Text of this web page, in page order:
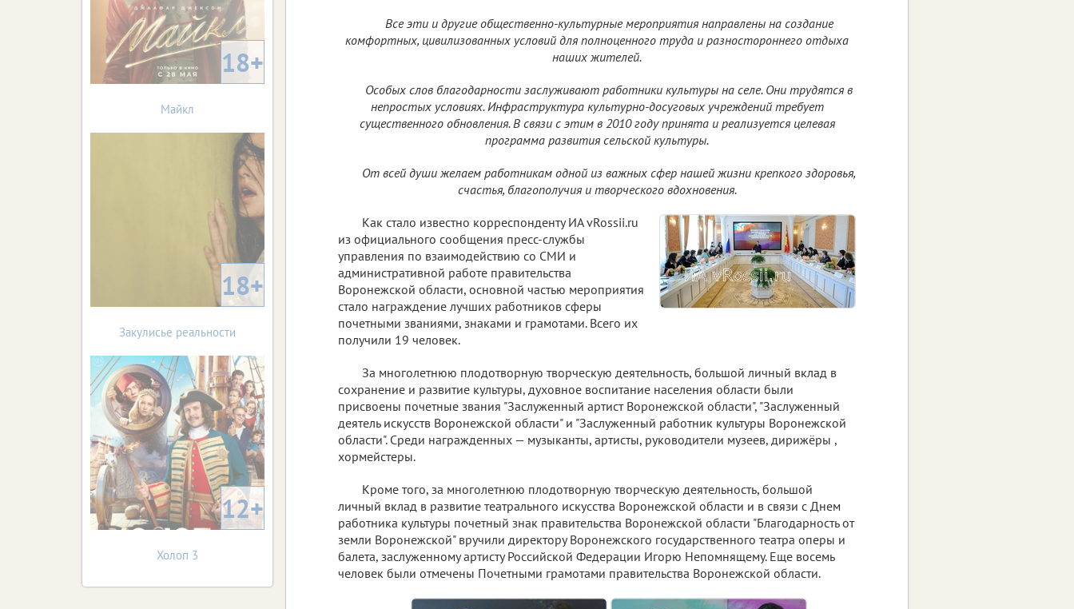
Все эти и другие общественно-культурные мероприятия направлены на создание
комфортных, цивилизованных условий для полноценного труда и разностороннего отдыха
наших жителей.
Особых слов благодарности заслуживают работники культуры на селе. Они трудятся в
непростых условиях. Инфраструктура культурно-досуговых учреждений требует
существенного обновления. В связи с этим в 2010 году принята и реализуется целевая
программа развития сельской культуры.
От всей души желаем работникам одной из важных сфер нашей жизни крепкого здоровья,
счастья, благополучия и творческого вдохновения.
Как стало известно корреспонденту ИА vRossii.ru
из официального сообщения пресс-службы
управления по взаимодействию со СМИ и
административной работе правительства
Воронежской области, основной частью мероприятия
стало награждение лучших работников сферы
почетными званиями, знаками и грамотами. Всего их
получили 19 человек.
За многолетнюю плодотворную творческую деятельность, большой личный вклад в
сохранение и развитие культуры, духовное воспитание населения области были
присвоены почетные звания "Заслуженный артист Воронежской области", "Заслуженный
деятель искусств Воронежской области" и "Заслуженный работник культуры Воронежской
области". Среди награжденных — музыканты, артисты, руководители музеев, дирижёры ,
хормейстеры.
Кроме того, за многолетнюю плодотворную творческую деятельность, большой
личный вклад в развитие театрального искусства Воронежской области и в связи с Днем
работника культуры почетный знак правительства Воронежской области "Благодарность от
земли Воронежской" вручили директору Воронежского государственного театра оперы и
балета, заслуженному артисту Российской Федерации Игорю Непомнящему. Еще восемь
человек были отмечены Почетными грамотами правительства Воронежской области.
18+
Майкл
18+
Закулисье реальности
12+
Холоп 3